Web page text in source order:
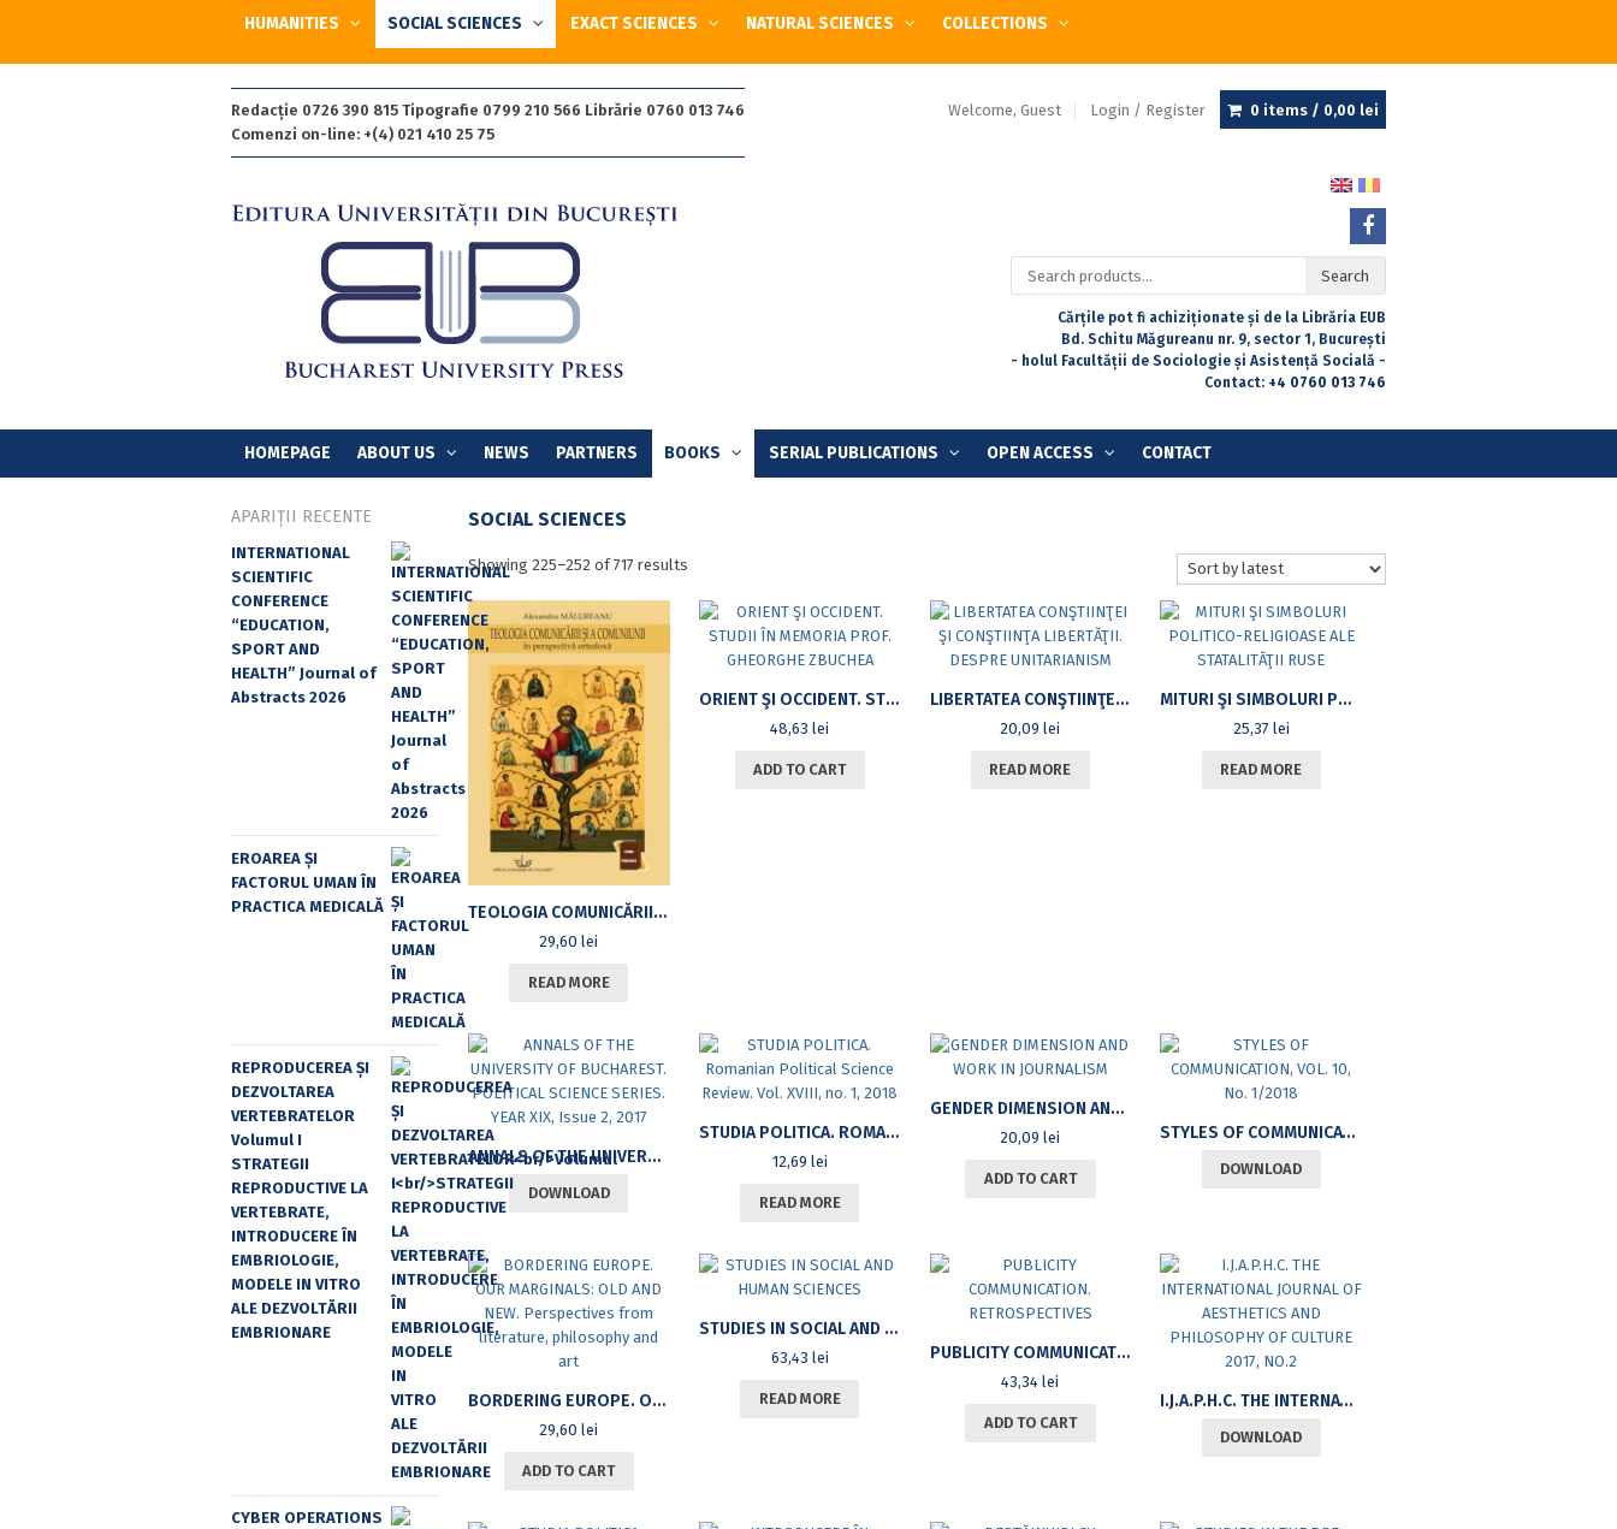
HUMANITIES SOCIAL SCIENCES EXACT SCIENCES NATURAL SCIENCES COLLECTIONS
Redacție 0726 390 815 Tipografie 0799 210 566 Librărie 0760 013 746
Comenzi on-line: +(4) 021 410 25 75
Welcome, Guest Login / Register 0 items / 0,00 lei
Search
for:
Search
Cărțile pot fi achiziționate și de la Librăria EUB
Bd. Schitu Măgureanu nr. 9, sector 1, București
- holul Facultății de Sociologie și Asistență Socială -
Contact: +4 0760 013 746
HOMEPAGE ABOUT US NEWS PARTNERS BOOKS SERIAL PUBLICATIONS OPEN ACCESS CONTACT
SOCIAL SCIENCES
Showing 225–252 of 717 resultsSorted
latest
TEOLOGIA COMUNICĂRII ȘI A COMUNIUNII ÎN PERSPECTIVĂ ORTODOXĂ
29,60lei
READ MORE
ORIENT ŞI OCCIDENT. STUDII ÎN MEMORIA PROF. GHEORGHE ZBUCHEA
48,63lei
ADD TO CART
LIBERTATEA CONŞTIINŢEI ŞI CONŞTIINŢA LIBERTĂŢII. DESPRE UNITARIANISM
20,09lei
READ MORE
MITURI ŞI SIMBOLURI POLITICO-RELIGIOASE ALE STATALITĂŢII RUSE
25,37 lei
READ MORE
ANNALS OF THE UNIVERSITY OF BUCHAREST. POLITICAL SCIENCE SERIES. YEAR XIX, ISSUE 2, 2017
DOWNLOAD
STUDIA POLITICA. ROMANIAN POLITICAL SCIENCE REVIEW. VOL. XVIII, NO. 1, 2018
12,69 lei
READ MORE
GENDER DIMENSION AND WORK IN JOURNALISM
20,09lei
ADD TO CART
STYLES OF COMMUNICATION, VOL. 10, NO. 1/2018
DOWNLOAD
BORDERING EUROPE. OUR MARGINALS: OLD AND NEW. PERSPECTIVES FROM LITERATURE, PHILOSOPHY AND ART
29,60lei
ADD TO CART
STUDIES IN SOCIAL AND HUMAN SCIENCES
63,43 lei
READ MORE
PUBLICITY COMMUNICATION. RETROSPECTIVES
43,34lei
ADD TO CART
I.J.A.P.H.C. THE INTERNATIONAL JOURNAL OF AESTHETICS AND PHILOSOPHY OF CULTURE 2017, NO.2
DOWNLOAD
APARIȚII RECENTE
INTERNATIONAL
SCIENTIFIC
CONFERENCE
“EDUCATION,
SPORT AND
HEALTH” Journal of
Abstracts 2026
EROAREA ȘI
FACTORUL UMAN ÎN
PRACTICA MEDICALĂ
REPRODUCEREA ȘI
DEZVOLTAREA
VERTEBRATELOR
Volumul I
STRATEGII
REPRODUCTIVE LA
VERTEBRATE,
INTRODUCERE ÎN
EMBRIOLOGIE,
MODELE IN VITRO
ALE DEZVOLTĂRII
EMBRIONARE
CYBER OPERATIONS